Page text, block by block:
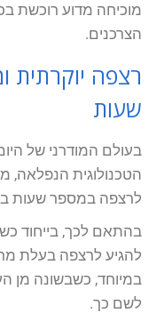
מוכיחה מדוע רוכשת
הצרכנים.
רצפה יוקרתית
שעות
בעולם המודרני של
הטכנולוגית הנפלאה,
לרצפה במספר שעות
בהתאם לכך, בייחוד
להגיע לרצפה בעלת
במיוחד, כשבשונה מן
לשם כך.